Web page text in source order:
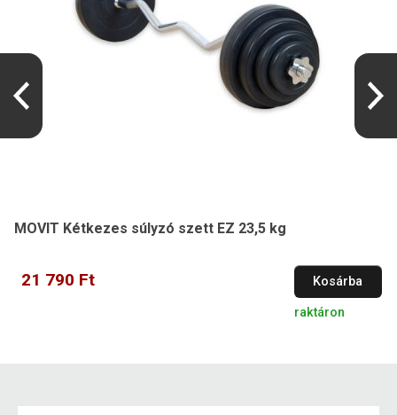
MOVIT Kétkezes súlyzó szett EZ 23,5 kg
21 790 Ft Kosárba
raktáron